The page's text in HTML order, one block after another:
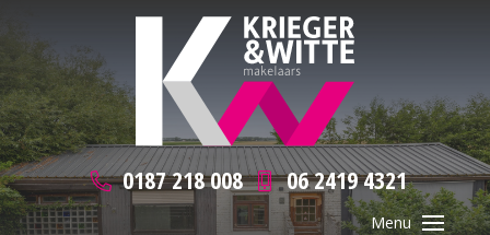
0187 218 008 06 2419 4321